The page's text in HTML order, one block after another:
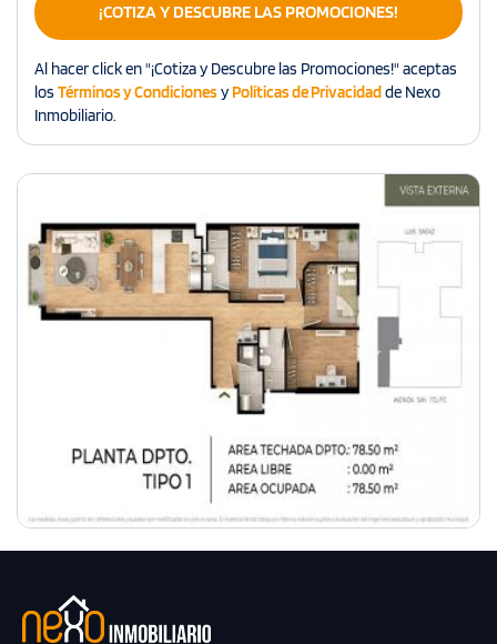
¡COTIZA Y DESCUBRE LAS PROMOCIONES!
Al hacer click en "¡Cotiza y Descubre las Promociones!" aceptas
los Términos y CondicionesyPolíticas de Privacidadde Nexo
Inmobiliario.